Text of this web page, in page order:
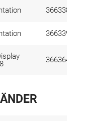
366338
366339
366364